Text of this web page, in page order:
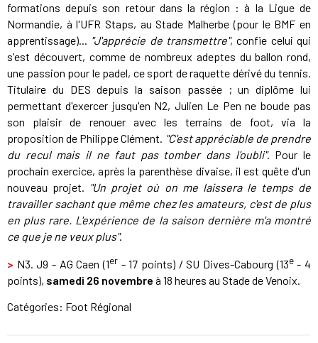
formations depuis son retour dans la région : à la Ligue de
Normandie, à l'UFR Staps, au Stade Malherbe (pour le BMF en
apprentissage)... "J'apprécie de transmettre", confie celui qui
s'est découvert, comme de nombreux adeptes du ballon rond,
une passion pour le padel, ce sport de raquette dérivé du tennis.
Titulaire du DES depuis la saison passée ; un diplôme lui
permettant d'exercer jusqu'en N2, Julien Le Pen ne boude pas
son plaisir de renouer avec les terrains de foot, via la
proposition de Philippe Clément. "C'est appréciable de prendre
du recul mais il ne faut pas tomber dans l'oubli". Pour le
prochain exercice, après la parenthèse divaise, il est quête d'un
nouveau projet. "Un projet où on me laissera le temps de
travailler sachant que même chez les amateurs, c'est de plus
en plus rare. L'expérience de la saison dernière m'a montré
ce que je ne veux plus".
> N3. J9 - AG Caen (1er - 17 points) / SU Dives-Cabourg (13e- 4
points), samedi 26 novembre à 18 heures au Stade de Venoix.
Catégories: Foot Régional